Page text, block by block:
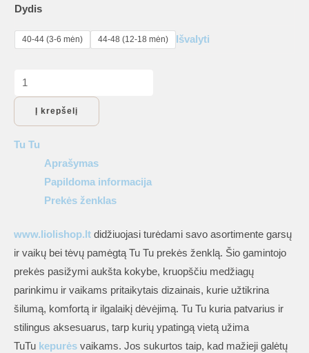
Dydis
40-44 (3-6 mėn) 44-48 (12-18 mėn) Išvalyti
produkto
kiekis:
merino
Į krepšelį
Tu Tu
Aprašymas
Papildoma informacija
Prekės ženklas
www.liolishop.lt didžiuojasi turėdami savo asortimente garsų
ir vaikų bei tėvų pamėgtą Tu Tu prekės ženklą. Šio gamintojo
prekės pasižymi aukšta kokybe, kruopščiu medžiagų
parinkimu ir vaikams pritaikytais dizainais, kurie užtikrina
šilumą, komfortą ir ilgalaikį dėvėjimą. Tu Tu kuria patvarius ir
stilingus aksesuarus, tarp kurių ypatingą vietą užima
TuTu kepurės vaikams. Jos sukurtos taip, kad mažieji galėtų